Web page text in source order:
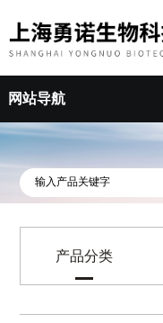
网站导航
产品分类